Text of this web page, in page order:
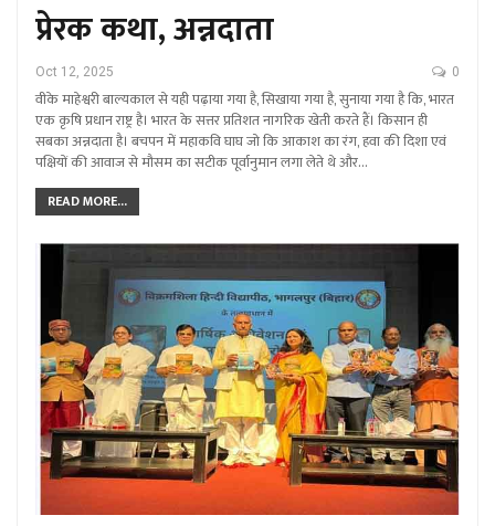
प्रेरक कथा, अन्नदाता
Oct 12, 2025 0
वीके माहेश्वरी बाल्यकाल से यही पढ़ाया गया है, सिखाया गया है, सुनाया गया है कि, भारत
एक कृषि प्रधान राष्ट्र है। भारत के सत्तर प्रतिशत नागरिक खेती करते हैं। किसान ही
सबका अन्नदाता है। बचपन में महाकवि घाघ जो कि आकाश का रंग, हवा की दिशा एवं
पक्षियों की आवाज से मौसम का सटीक पूर्वानुमान लगा लेते थे और…
READ MORE...